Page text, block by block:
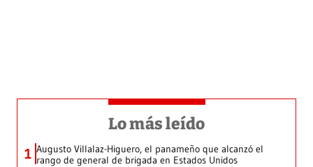
Lo más leído
1 Augusto Villalaz-Higuero, el panameño que alcanzó el
rango de general de brigada en Estados Unidos